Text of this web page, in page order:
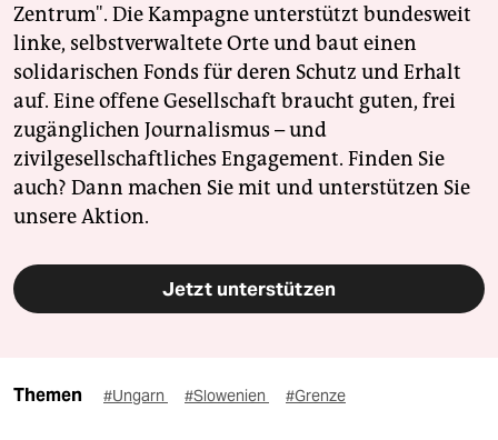
Zentrum". Die Kampagne unterstützt bundesweit
linke, selbstverwaltete Orte und baut einen
solidarischen Fonds für deren Schutz und Erhalt
auf. Eine offene Gesellschaft braucht guten, frei
zugänglichen Journalismus – und
zivilgesellschaftliches Engagement. Finden Sie
auch? Dann machen Sie mit und unterstützen Sie
unsere Aktion.
Jetzt unterstützen
Themen #Ungarn #Slowenien #Grenze